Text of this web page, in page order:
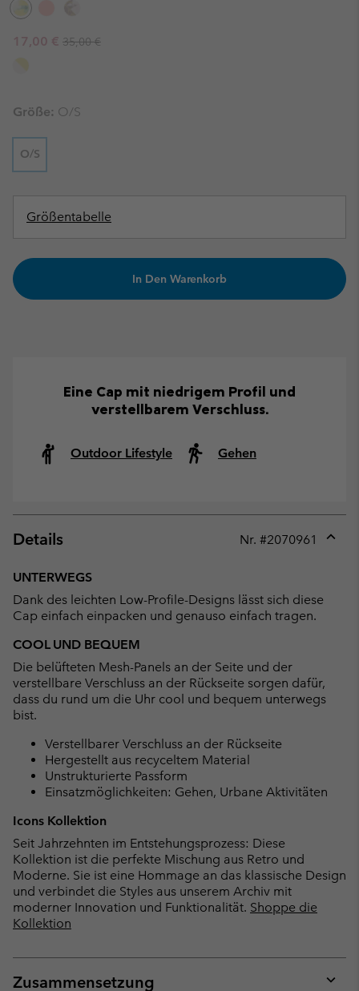
Sale price:
17,00 € Regular price:
35,00 €
Größe: O/S
O/S
Größentabelle
In Den Warenkorb
Eine Cap mit niedrigem Profil und
verstellbarem Verschluss.
Outdoor Lifestyle Gehen
Details Nr. #2070961
UNTERWEGS
Dank des leichten Low-Profile-Designs lässt sich diese
Cap einfach einpacken und genauso einfach tragen.
COOL UND BEQUEM
Die belüfteten Mesh-Panels an der Seite und der
verstellbare Verschluss an der Rückseite sorgen dafür,
dass du rund um die Uhr cool und bequem unterwegs
bist.
Verstellbarer Verschluss an der Rückseite
Hergestellt aus recyceltem Material
Unstrukturierte Passform
Einsatzmöglichkeiten: Gehen, Urbane Aktivitäten
Icons Kollektion
Seit Jahrzehnten im Entstehungsprozess: Diese
Kollektion ist die perfekte Mischung aus Retro und
Moderne. Sie ist eine Hommage an das klassische Design
und verbindet die Styles aus unserem Archiv mit
moderner Innovation und Funktionalität. Shoppe die
Kollektion
Zusammensetzung